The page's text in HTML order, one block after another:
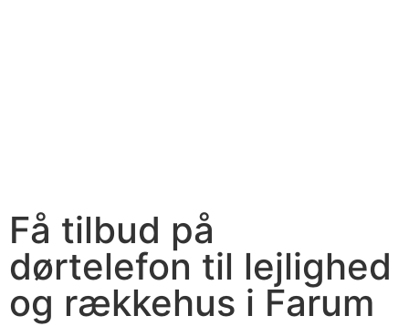
Få tilbud på
dørtelefon til lejlighed
og rækkehus i Farum